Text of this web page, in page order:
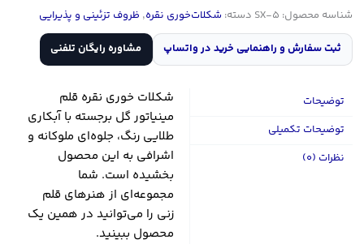
شناسه محصول: SX-5 دسته: شکلات‌خوری نقره, ظروف تزئینی و پذیرایی
ثبت سفارش و راهنمایی خرید در واتساپ مشاوره رایگان تلفنی
توضیحات
توضیحات تکمیلی
نظرات (0)
شکلات خوری نقره قلم
مینیاتور گل برجسته با آبکاری
طلایی رنگ، جلوه‌ای ملوکانه و
اشرافی به این محصول
بخشیده است. شما
مجموعه‌ای از هنرهای قلم
زنی را می‌توانید در همین یک
محصول ببینید.